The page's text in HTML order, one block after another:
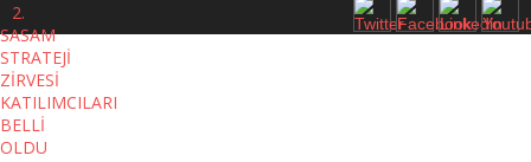
2.
SASAM
STRATEJİ
ZİRVESİ
KATILIMCILARI
BELLİ
OLDU